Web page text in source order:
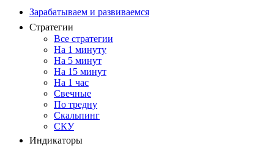
Зарабатываем и развиваемся
Стратегии
Все стратегии
На 1 минуту
На 5 минут
На 15 минут
На 1 час
Свечные
По тредну
Скальпинг
СКУ
Индикаторы